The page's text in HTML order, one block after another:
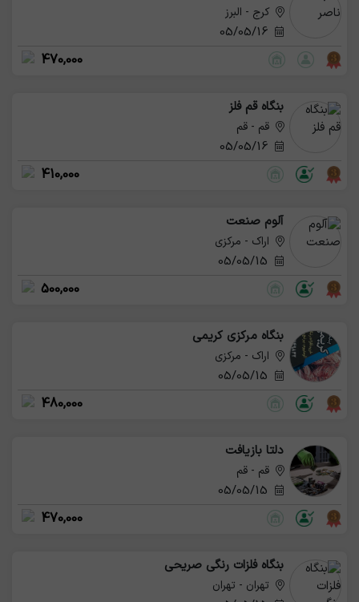
کرج - البرز
05/05/16
470,000
بنگاه قم فلز
قم - قم
05/05/16
410,000
آلوم صنعت
اراک - مرکزی
500,000
بنگاه مرکزی کریمی
اراک - مرکزی
480,000
دلتا بازیافت
قم - قم
470,000
بنگاه فلزات رنگی صریحی
تهران - تهران